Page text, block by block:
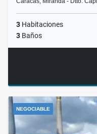
3 Habitaciones
3 Baños
NEGOCIABLE